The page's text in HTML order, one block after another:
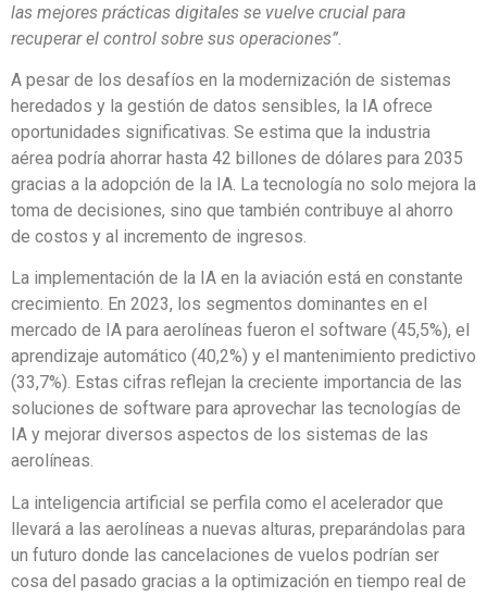
las mejores prácticas digitales se vuelve crucial para
recuperar el control sobre sus operaciones”.
A pesar de los desafíos en la modernización de sistemas
heredados y la gestión de datos sensibles, la IA ofrece
oportunidades significativas. Se estima que la industria
aérea podría ahorrar hasta 42 billones de dólares para 2035
gracias a la adopción de la IA. La tecnología no solo mejora la
toma de decisiones, sino que también contribuye al ahorro
de costos y al incremento de ingresos.
La implementación de la IA en la aviación está en constante
crecimiento. En 2023, los segmentos dominantes en el
mercado de IA para aerolíneas fueron el software (45,5%), el
aprendizaje automático (40,2%) y el mantenimiento predictivo
(33,7%). Estas cifras reflejan la creciente importancia de las
soluciones de software para aprovechar las tecnologías de
IA y mejorar diversos aspectos de los sistemas de las
aerolíneas.
La inteligencia artificial se perfila como el acelerador que
llevará a las aerolíneas a nuevas alturas, preparándolas para
un futuro donde las cancelaciones de vuelos podrían ser
cosa del pasado gracias a la optimización en tiempo real de